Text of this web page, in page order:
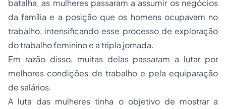
batalha, as mulheres passaram a assumir os negócios
da família e a posição que os homens ocupavam no
trabalho, intensificando esse processode exploração
do trabalho feminino e a tripla jornada.
Em razão disso, muitas delas passaram a lutar por
melhores condições de trabalho e pela equiparação
de salários.
A luta das mulheres tinha o objetivo de mostrar a